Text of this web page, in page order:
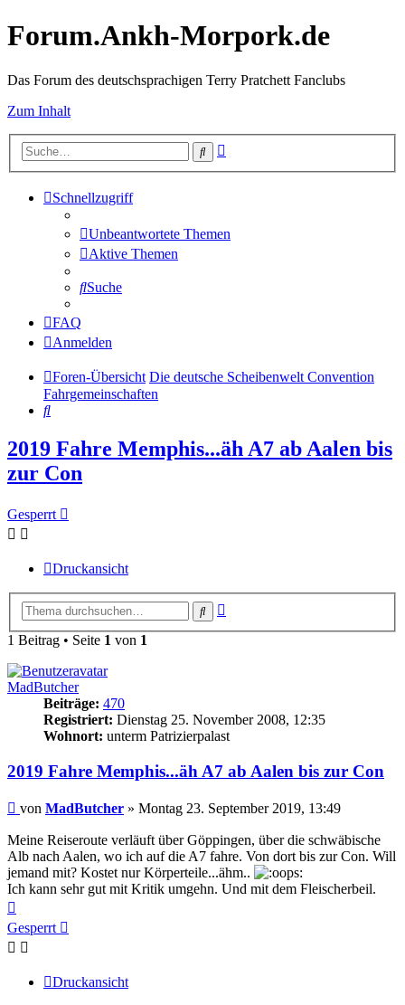
Forum.Ankh-Morpork.de
Das Forum des deutschsprachigen Terry Pratchett Fanclubs
Zum Inhalt
Suche
Schnellzugriff
Unbeantwortete Themen
Aktive Themen
Suche
FAQ
Anmelden
Foren-Übersicht Die deutsche Scheibenwelt Convention
Fahrgemeinschaften
Suche
2019 Fahre Memphis...äh A7 ab Aalen bis
zur Con
Gesperrt
Druckansicht
Suche
1 Beitrag • Seite 1 von 1
MadButcher
Beiträge: 470
Registriert: Dienstag 25. November 2008, 12:35
Wohnort: unterm Patrizierpalast
2019 Fahre Memphis...äh A7 ab Aalen bis zur Con
Beitrag
von MadButcher » Montag 23. September 2019, 13:49
Meine Reiseroute verläuft über Göppingen, über die schwäbische
Alb nach Aalen, wo ich auf die A7 fahre. Von dort bis zur Con. Will
jemand mit? Kostet nur Körperteile...ähm..
Ich kann sehr gut mit Kritik umgehn. Und mit dem Fleischerbeil.
oben
Gesperrt
Druckansicht